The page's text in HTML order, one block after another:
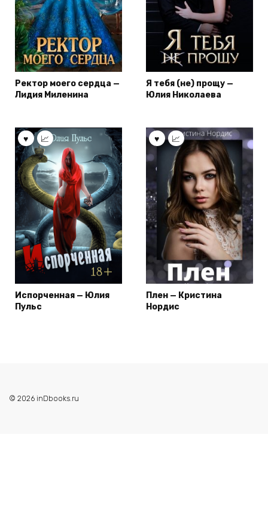
Ректор моего сердца —
Лидия Миленина
Я тебя (не) прощу —
Юлия Николаева
Испорченная — Юлия
Пульс
Плен — Кристина
Нордис
© 2026 inDbooks.ru